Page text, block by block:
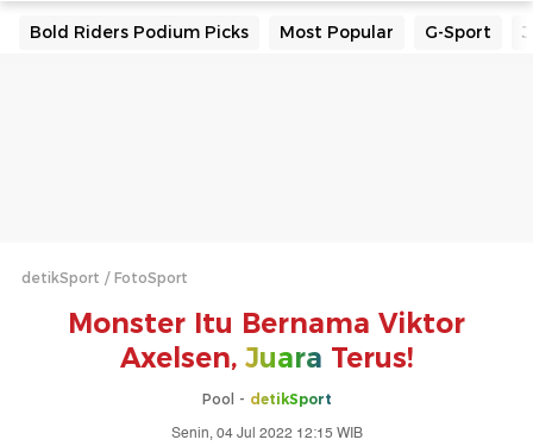
Bold Riders Podium Picks Most Popular G-Sport
detikSport FotoSport
Monster Itu Bernama Viktor
Axelsen, Juara Terus!
Pool - detikSport
Senin, 04 Jul 2022 12:15 WIB